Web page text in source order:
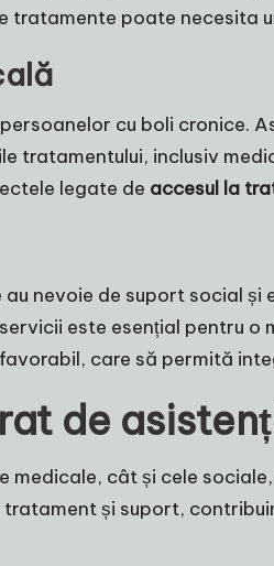
poate necesita
cu boli cronice.
inclusiv
legate de accesul la
nevoie de suport social
este esențial pentru
favorabil, care să permită
de
cât și cele
și suport,